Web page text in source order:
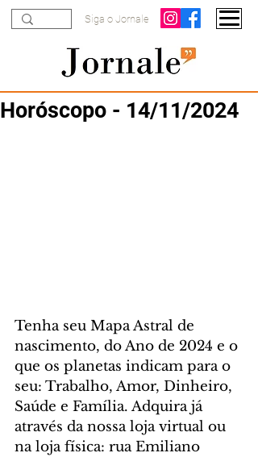
Siga o Jornale
Horóscopo - 14/11/2024
Tenha seu Mapa Astral de
nascimento, do Ano de 2024 e o
que os planetas indicam para o
seu: Trabalho, Amor, Dinheiro,
Saúde e Família. Adquira já
através da nossa loja virtual ou
na loja física: rua Emiliano